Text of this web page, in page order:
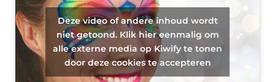
Deze video of andere inhoud wordt
niet getoond. Klik hier eenmalig om
alle externe media op Kiwify te tonen
door deze cookies te accepteren